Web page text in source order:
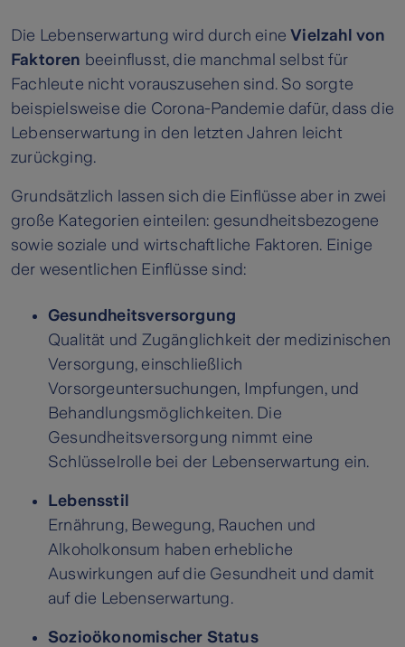
Die Lebenserwartung wird durch eineVielzahl von
Faktoren beeinflusst, die manchmal selbst für
Fachleute nicht vorauszusehen sind. So sorgte
beispielsweise die Corona-Pandemie dafür, dass die
Lebenserwartung in den letzten Jahren leicht
zurückging.
Grundsätzlich lassen sich die Einflüsse aber in zwei
große Kategorien einteilen: gesundheitsbezogene
sowie soziale und wirtschaftliche Faktoren. Einige
der wesentlichen Einflüsse sind:
Gesundheitsversorgung
Qualität und Zugänglichkeit der medizinischen
Versorgung, einschließlich
Vorsorgeuntersuchungen, Impfungen, und
Behandlungsmöglichkeiten. Die
Gesundheitsversorgung nimmt eine
Schlüsselrolle bei der Lebenserwartung ein.
Lebensstil
Ernährung, Bewegung, Rauchen und
Alkoholkonsum haben erhebliche
Auswirkungen auf die Gesundheit und damit
auf die Lebenserwartung.
Sozioökonomischer Status